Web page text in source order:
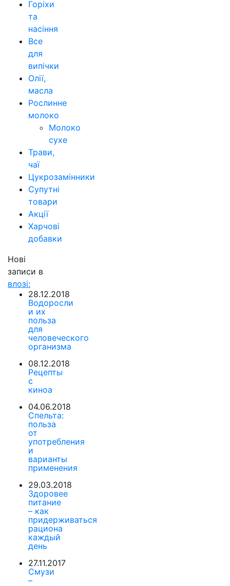
Горіхи
та
насіння
Все
для
випічки
Олії,
масла
Рослинне
молоко
Молоко
сухе
Трави,
чаї
Цукрозамінники
Супутні
товари
Акції
Харчові
добавки
Нові
записи в
влозі:
28.12.2018
Водоросли
и их
польза
для
человеческого
организма
08.12.2018
Рецепты
с
киноа
04.06.2018
Спельта:
польза
от
употребления
и
варианты
применения
29.03.2018
Здоровее
питание
– как
придерживаться
рациона
каждый
день
27.11.2017
Смузи
–